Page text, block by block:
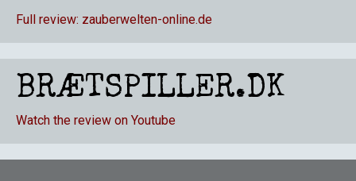
Full review: zauberwelten-online.de
BRÆTSPILLER.DK
Watch the review on Youtube